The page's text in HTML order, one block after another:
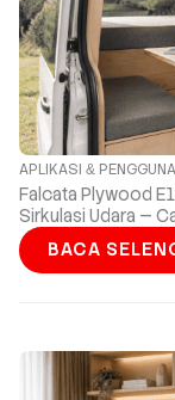
APLIKASI &
Falcata Plywood
Sirkulasi Udara —
BACA